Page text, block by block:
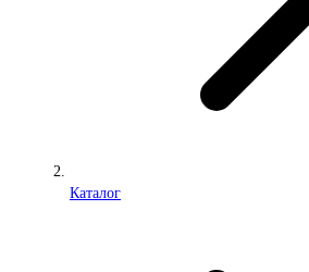
Каталог